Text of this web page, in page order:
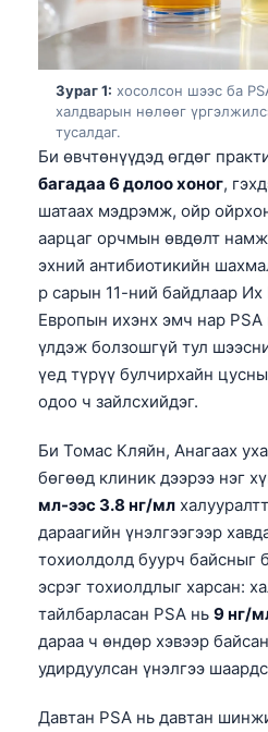
Зураг 1: хосолсон шээс ба
халдварын нөлөөг
тусалдаг.
Би өвчтөнүүдэд өгдөг
багадаа 6 долоо хоног,
шатаах мэдрэмж, ойр
аарцаг орчмын өвдөлт
эхний антибиотикийн
р сарын 11-ний байдлаар
Европын ихэнх эмч нар PSA
үлдэж болзошгүй тул
үед түрүү булчирхайн
одоо ч зайлсхийдэг.
Би Томас Кляйн, Анагаах
бөгөөд клиник дээрээ нэг
мл-ээс 3.8 нг/мл
дараагийн үнэлгээгээр
тохиолдолд буурч байсныг
эсрэг тохиолдлыг харсан:
тайлбарласан PSA нь 9 нг/
дараа ч өндөр хэвээр
удирдуулсан үнэлгээ
Давтан PSA нь давтан